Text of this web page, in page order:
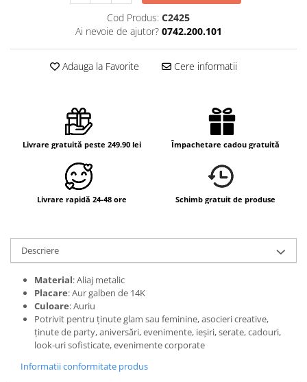
Cod Produs: C2425
Ai nevoie de ajutor? 0742.200.101
Adauga la Favorite Cere informatii
Livrare gratuită peste 249.90 lei Împachetare cadou gratuită
Livrare rapidă 24-48 ore Schimb gratuit de produse
Descriere
Material: Aliaj metalic
Placare: Aur galben de 14K
Culoare: Auriu
Potrivit pentru ținute glam sau feminine, asocieri creative,
ținute de party, aniversări, evenimente, ieșiri, serate, cadouri,
look-uri sofisticate, evenimente corporate
Informatii conformitate produs